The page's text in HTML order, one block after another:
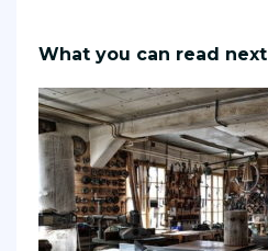
What you can read next